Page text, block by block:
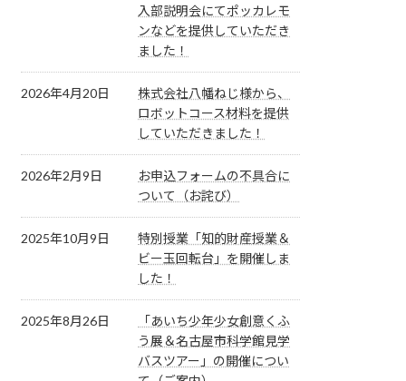
入部説明会にてポッカレモ
ンなどを提供していただき
ました！
2026年4月20日
株式会社八幡ねじ様から、
ロボットコース材料を提供
していただきました！
2026年2月9日
お申込フォームの不具合に
ついて（お詫び）
2025年10月9日
特別授業「知的財産授業＆
ビー玉回転台」を開催しま
した！
2025年8月26日
「あいち少年少女創意くふ
う展＆名古屋市科学館見学
バスツアー」の開催につい